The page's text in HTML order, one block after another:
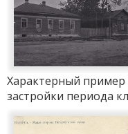
Характерный
застройки периода